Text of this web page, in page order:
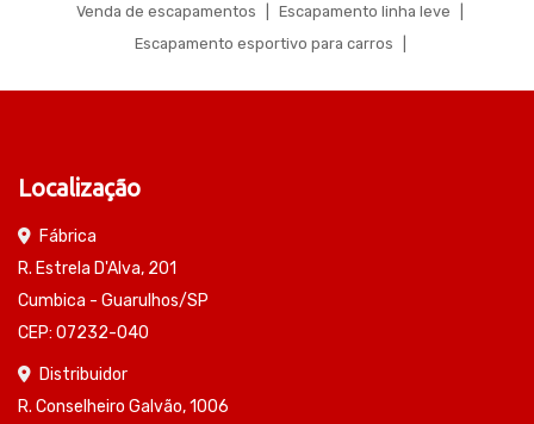
Venda de escapamentos
Escapamento linha leve
Escapamento esportivo para carros
Localização
Fábrica
R. Estrela D'Alva, 201
Cumbica - Guarulhos/SP
CEP: 07232-040
Distribuidor
R. Conselheiro Galvão, 1006